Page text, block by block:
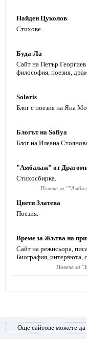
Найден Цуколов
Стихове.
Буда-Ла
Сайт на Петър
философия, поезия,
Solaris
Блог с поезия на Яна
Блогът на Sofiya
Блог на Илеана
"Амбалаж" от
Стихосбирка.
Повече за "
Цвети Златева
Поезия.
Време за Жътва на
Сайт на режисьора,
Биография, интервюта,
Повече за "
Още сайтове можете да